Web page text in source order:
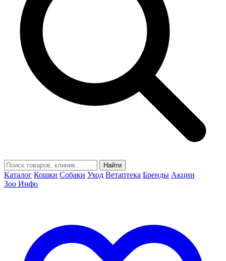
Найти
Каталог Кошки Собаки Уход Ветаптека Бренды Акции
Зоо Инфо